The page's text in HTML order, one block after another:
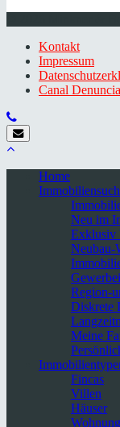
Kontakt
Impressum
Canal
Home
Neu im
Exklusiv
Neubau-
Region-
Diskrete
Meine
Fincas
Villen
Häuser